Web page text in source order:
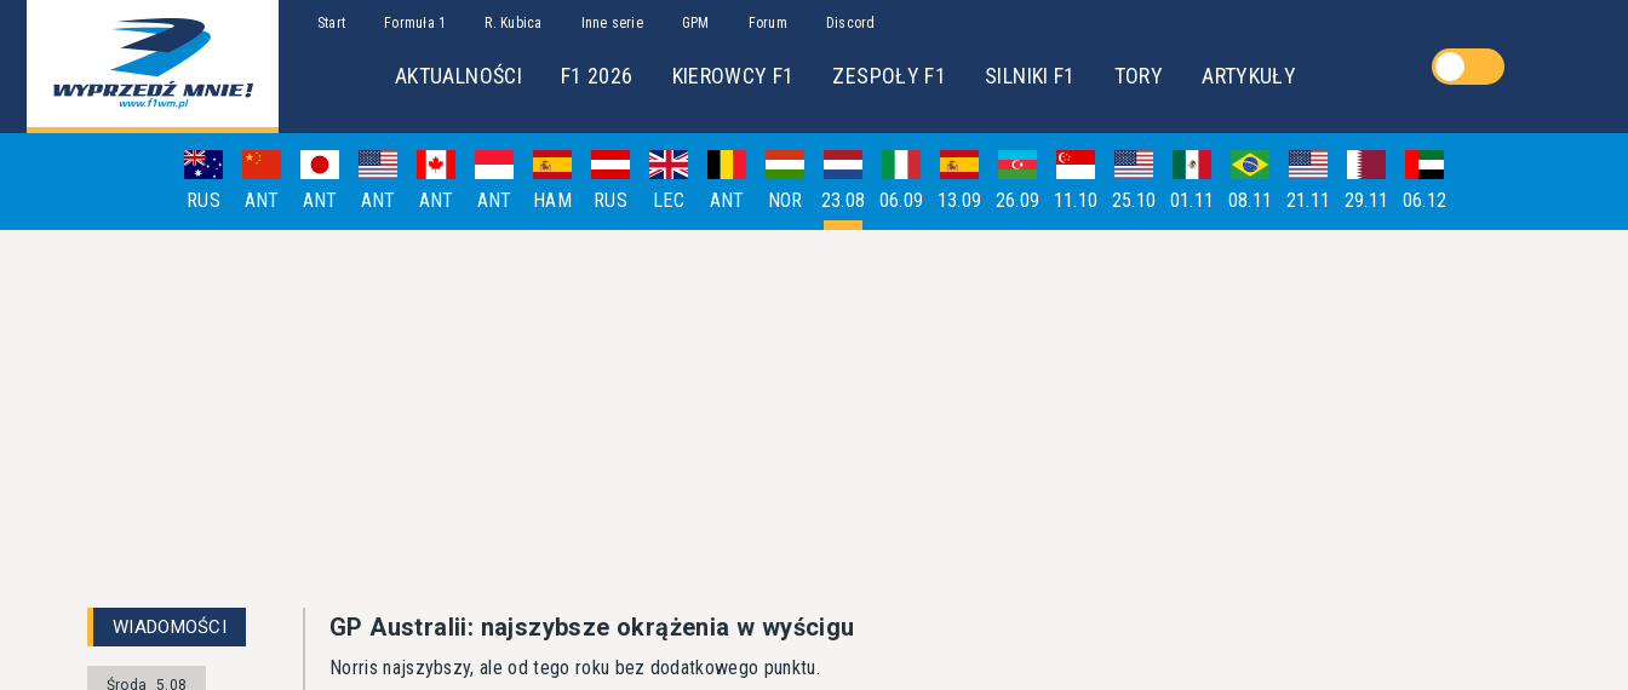
Start Formuła 1 R. Kubica Inne serie GPM Forum Discord
AKTUALNOŚCI F1 2026 KIEROWCY F1 ZESPOŁY F1 SILNIKI F1 TORY ARTYKUŁY
RUS ANT ANT ANT ANT ANT HAM RUS LEC ANT NOR 23.08 06.09 13.09 26.09 11.10 25.10 01.11 08.11 21.11 29.11 06.12
WIADOMOŚCI
Środa 5.08
GP Australii: najszybsze okrążenia w wyścigu
Norris najszybszy, ale od tego roku bez dodatkowego punktu.